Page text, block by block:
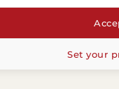
Set your